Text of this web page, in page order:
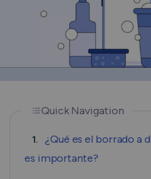
Quick Navigation
1.
¿Qué es el borrado a
es importante?